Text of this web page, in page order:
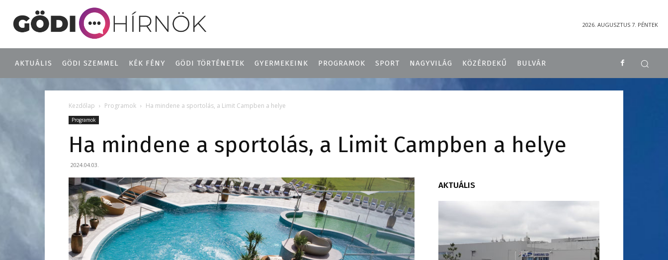
2026. AUGUSZTUS 7. PÉNTEK
AKTUÁLIS GÖDI SZEMMEL KÉK FÉNY GÖDI TÖRTÉNETEK GYERMEKEINK PROGRAMOK SPORT NAGYVILÁG KÖZÉRDEKŰ BULVÁR
Kezdőlap Programok Ha mindene a sportolás, a Limit Campben a helye
Programok
Ha mindene a sportolás, a Limit Campben a helye
2024.04.03.
AKTUÁLIS